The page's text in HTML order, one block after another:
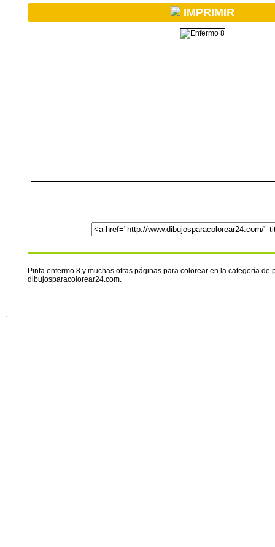
IMPRIMIR
Pinta enfermo 8 y muchas otras páginas para colorear en la categoría de
dibujosparacolorear24.com.
.